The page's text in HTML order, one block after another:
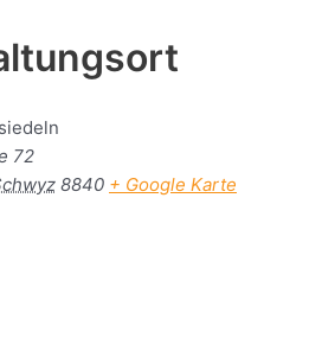
72
8840 + Google Karte